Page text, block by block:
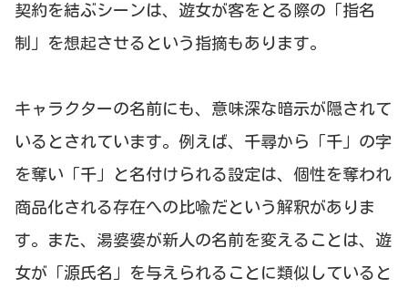
契約を結ぶシーンは、遊女が客をとる際の「指名
制」を想起させるという指摘もあります。
キャラクターの名前にも、意味深な暗示が隠されて
いるとされています。例えば、千尋から「千」の字
を奪い「千」と名付けられる設定は、個性を奪われ
商品化される存在への比喩だという解釈がありま
す。また、湯婆婆が新人の名前を変えることは、遊
女が「源氏名」を与えられることに類似していると